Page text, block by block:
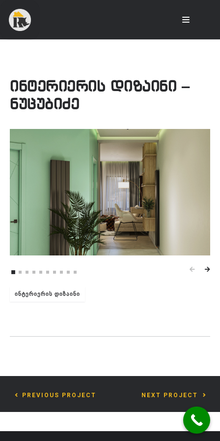
ინტერიერის დიზაინი –
ნუცუბიძე
ᲘᲜᲢᲔᲠᲘᲔᲠᲘᲡ ᲓᲘᲖᲐᲘᲜᲘ
PREVIOUS PROJECT NEXT PROJECT